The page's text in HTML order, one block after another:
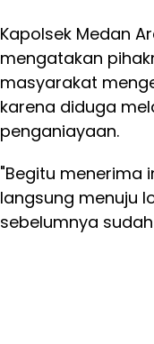
Kapolsek Medan
mengatakan
masyarakat
karena diduga
penganiayaan.
"Begitu menerima
langsung menuju
sebelumnya